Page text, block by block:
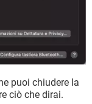
puoi chiudere la
ciò che dirai.